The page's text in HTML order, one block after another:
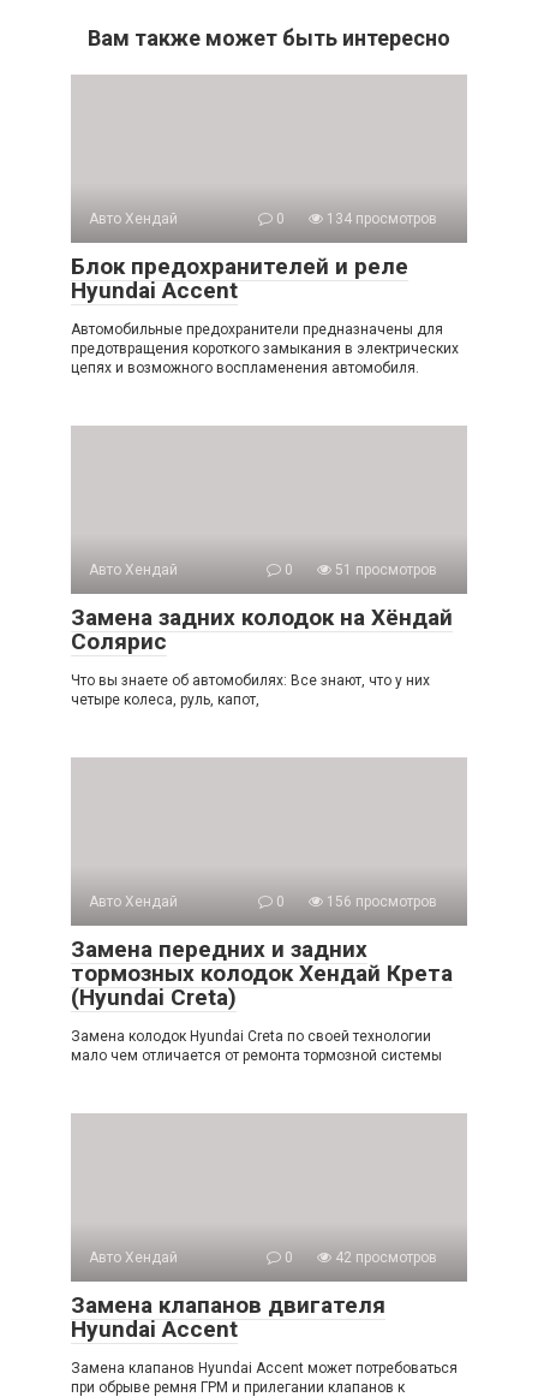
Вам также может быть интересно
Авто Хендай 0 134 просмотров
Блок предохранителей и реле
Hyundai Accent
Автомобильные предохранители предназначены для
предотвращения короткого замыкания в электрических
цепях и возможного воспламенения автомобиля.
Авто Хендай 0 51 просмотров
Замена задних колодок на Хёндай
Солярис
Что вы знаете об автомобилях: Все знают, что у них
четыре колеса, руль, капот,
Авто Хендай 0 156 просмотров
Замена передних и задних
тормозных колодок Хендай Крета
(Hyundai Creta)
Замена колодок Hyundai Creta по своей технологии
мало чем отличается от ремонта тормозной системы
Авто Хендай 0 42 просмотров
Замена клапанов двигателя
Hyundai Accent
Замена клапанов Hyundai Accent может потребоваться
при обрыве ремня ГРМ и прилегании клапанов к